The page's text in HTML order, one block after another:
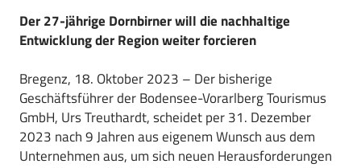
Der 27-jährige Dornbirner will die nachhaltige
Entwicklung der Region weiter forcieren
Bregenz, 18. Oktober 2023 – Der bisherige
Geschäftsführer der Bodensee-Vorarlberg Tourismus
GmbH, Urs Treuthardt, scheidet per 31. Dezember
2023 nach 9 Jahren aus eigenem Wunsch aus dem
Unternehmen aus, um sich neuen Herausforderungen